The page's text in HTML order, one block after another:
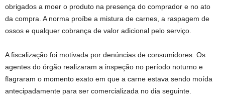
obrigados a moer o produto na presença do comprador e no ato
da compra. A norma proíbe a mistura de carnes, a raspagem de
ossos e qualquer cobrança de valor adicional pelo serviço.
A fiscalização foi motivada por denúncias de consumidores. Os
agentes do órgão realizaram a inspeção no período noturno e
flagraram o momento exato em que a carne estava sendo moída
antecipadamente para ser comercializada no dia seguinte.